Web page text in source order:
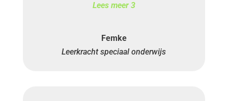
praktische oefeningen en bij
waarmee ik actief in mijn kracht werd gezet,
maar ook weer concreet met een opdracht
Lees meer 3
Femke
Leerkracht speciaal onderwijs